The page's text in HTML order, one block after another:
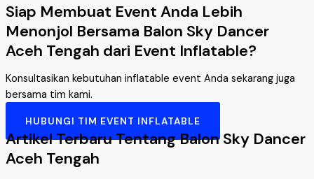
Siap Membuat Event Anda Lebih
Menonjol Bersama Balon Sky Dancer
Aceh Tengah dari Event Inflatable?
Konsultasikan kebutuhan inflatable event Anda sekarang juga
bersama tim kami.
HUBUNGI TIM EVENT INFLATABLE
Artikel Terbaru Tentang Balon Sky Dancer
Aceh Tengah